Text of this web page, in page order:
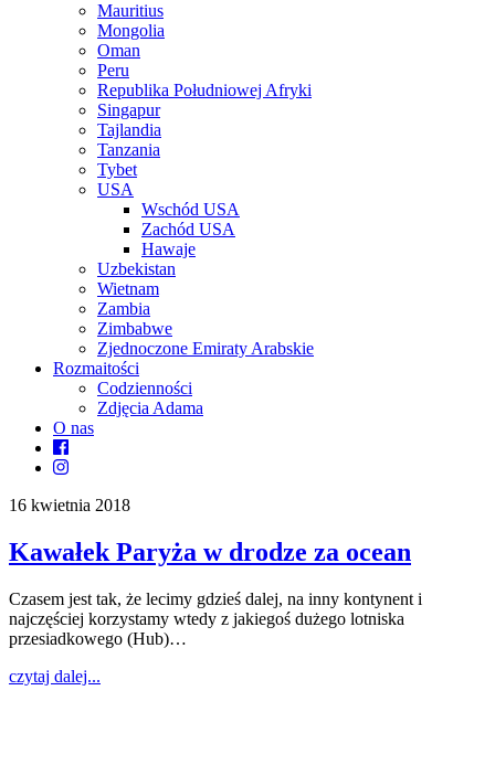
Mauritius
Mongolia
Oman
Peru
Republika Południowej Afryki
Singapur
Tajlandia
Tanzania
Tybet
USA
Wschód USA
Zachód USA
Hawaje
Uzbekistan
Wietnam
Zambia
Zimbabwe
Zjednoczone Emiraty Arabskie
Rozmaitości
Codzienności
Zdjęcia Adama
O nas
16 kwietnia 2018
Kawałek Paryża w drodze za ocean
Czasem jest tak, że lecimy gdzieś dalej, na inny kontynent i
najczęściej korzystamy wtedy z jakiegoś dużego lotniska
przesiadkowego (Hub)…
czytaj dalej...